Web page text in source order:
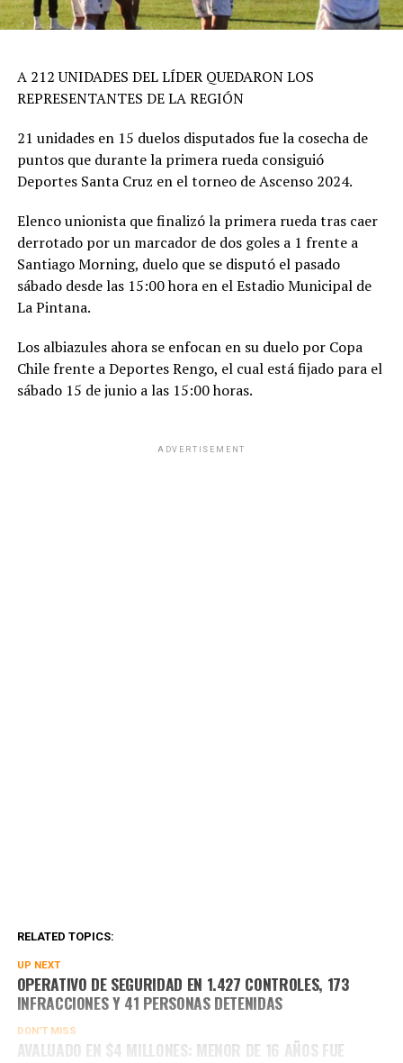
A 212 UNIDADES DEL LÍDER QUEDARON LOS
REPRESENTANTES DE LA REGIÓN
21 unidades en 15 duelos disputados fue la cosecha de
puntos que durante la primera rueda consiguió
Deportes Santa Cruz en el torneo de Ascenso 2024.
Elenco unionista que finalizó la primera rueda tras caer
derrotado por un marcador de dos goles a 1 frente a
Santiago Morning, duelo que se disputó el pasado
sábado desde las 15:00 hora en el Estadio Municipal de
La Pintana.
Los albiazules ahora se enfocan en su duelo por Copa
Chile frente a Deportes Rengo, el cual está fijado para el
sábado 15 de junio a las 15:00 horas.
ADVERTISEMENT
RELATED TOPICS:
UP NEXT
OPERATIVO DE SEGURIDAD EN 1.427 CONTROLES, 173
INFRACCIONES Y 41 PERSONAS DETENIDAS
DON'T MISS
AVALUADO EN $4 MILLONES: MENOR DE 16 AÑOS FUE